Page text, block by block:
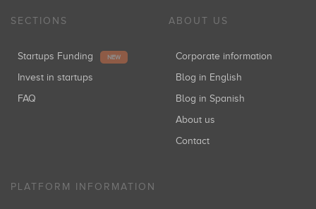
SECTIONS
Startups Funding NEW
Invest in startups
FAQ
ABOUT US
Corporate information
Blog in English
Blog in Spanish
About us
Contact
PLATFORM INFORMATION